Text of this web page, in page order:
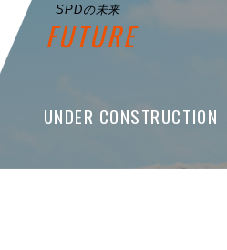
UNDER CONSTRUCTION
SPDの未来
FUTURE